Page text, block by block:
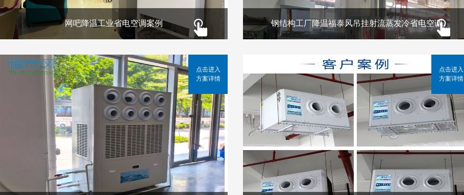
网吧降温工业省电空调案例 钢结构工厂降温福泰风吊挂射流蒸发冷省电空调
点击进入
方案详情
点击进入
方案详情